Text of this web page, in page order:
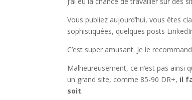
Vous publiez aujourd’hui, vous êtes
sophistiquées, quelques posts
C’est super amusant. Je le
Malheureusement, ce n’est pas ainsi
un grand site, comme 85-90 DR+, il
soit.